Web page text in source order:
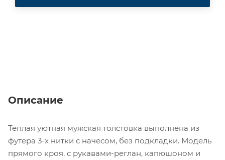
Описание
Теплая уютная мужская толстовка выполнена из
футера 3-х нитки с начесом, без подкладки. Модель
прямого кроя, с рукавами-реглан, капюшоном и